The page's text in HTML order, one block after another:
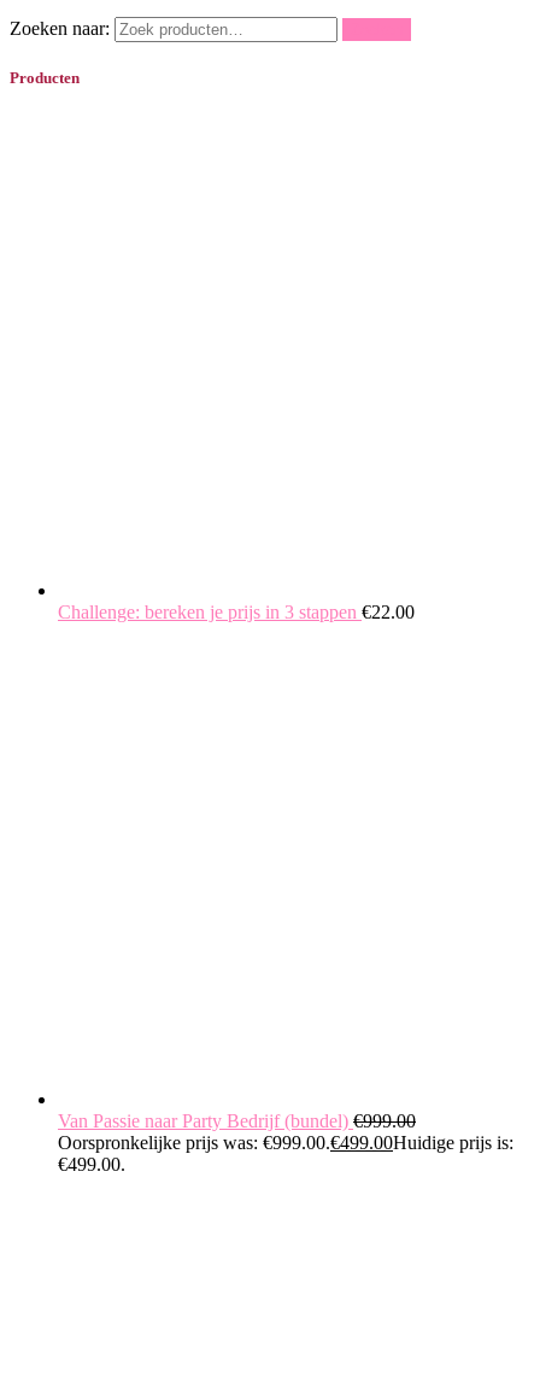
Zoeken naar:
Producten
Challenge: bereken je prijs in 3 stappen €22.00
Van Passie naar Party Bedrijf (bundel) €999.00
Oorspronkelijke prijs was: €999.00.€499.00Huidige prijs is:
€499.00.